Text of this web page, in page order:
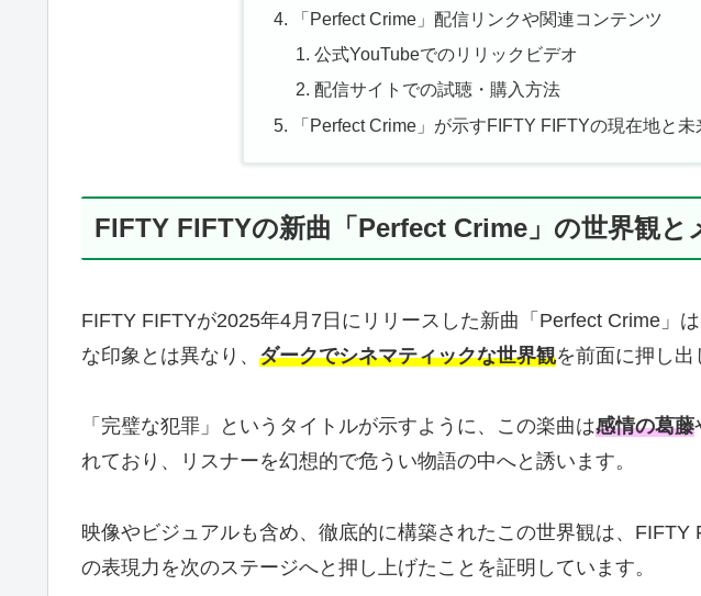
「Perfect Crime」配信リンクや関連コンテンツ
公式YouTubeでのリリックビデオ
配信サイトでの試聴・購入方法
「Perfect Crime」が示すFIFTY FIFTYの現在地と未
FIFTY FIFTYの新曲「Perfect Crime」の世界観と
FIFTY FIFTYが2025年4月7日にリリースした新曲「Perfect Crime」
な印象とは異なり、 ダークでシネマティックな世界観を前面に押し出
「完璧な犯罪」というタイトルが示すように、この楽曲は感情の葛藤
れており、リスナーを幻想的で危うい物語の中へと誘います。
映像やビジュアルも含め、徹底的に構築されたこの世界観は、FIFTY
の表現力を次のステージへと押し上げたことを証明しています。